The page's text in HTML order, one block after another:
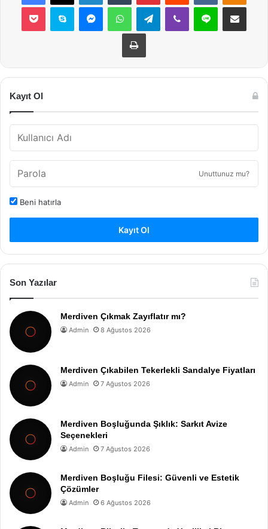
Pocket Skype MessengerWhatsAppTelegramViber Line E-Posta ile
Yazdır
Kayıt Ol
Unuttunuz mu?
Beni hatırla
Kayıt Ol
Son Yazılar
Merdiven Çıkmak Zayıflatır mı?
Admin 8 Ağustos 2026
Merdiven Çıkabilen Tekerlekli Sandalye Fiyatları
Admin 7 Ağustos 2026
Merdiven Boşluğunda Şıklık: Sarkıt Avize
Seçenekleri
Admin 7 Ağustos 2026
Merdiven Boşluğu Filesi: Güvenli ve Estetik
Çözümler
Admin 6 Ağustos 2026